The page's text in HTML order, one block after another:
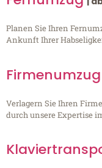
Planen Sie Ihren
Ankunft Ihrer
Firmenumzug
Verlagern Sie Ihren
durch unsere Expertise